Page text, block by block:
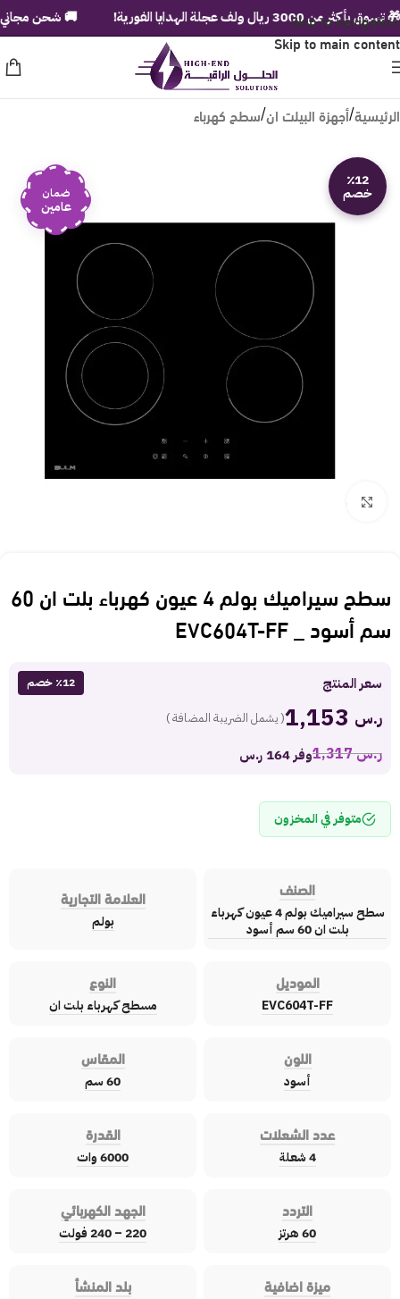
Skip to navigation
Skip to main content
الرئيسية/أجهزة البيلت ان/سطح كهرباء
٪12
خصم ضمان
عامين
سطح سيراميك بولم 4 عيون كهرباء بلت ان 60
سم أسود _ EVC604T-FF
سعر المنتج ٪12 خصم
ر.س ( يشمل الضريبة المضافة )
ر.س1,317 وفر 164 ر.س
متوفر في المخزون
الصنف
سطح سيراميك بولم 4 عيون كهرباء
بلت ان 60 سم أسود
العلامة التجارية
بولم
الموديل
EVC604T-FF
النوع
مسطح كهرباء بلت ان
اللون
أسود
المقاس
60 سم
عدد الشعلات
4 شعلة
القدرة
6000 وات
التردد
60 هرتز
الجهد الكهربائي
220 – 240 فولت
ميزة اضافية بلد المنشأ
3000 ريال ولف عجلة الهدايا الفورية! 🚚 شحن مجاني لباب